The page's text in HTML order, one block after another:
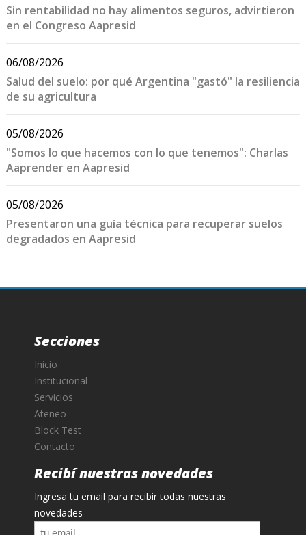
Sin rentabilidad no hay alimentos seguros, advirtieron
en el Congreso Aapresid
06/08/2026
Salud del suelo: por qué Argentina "gastó" la resiliencia
de su agricultura
05/08/2026
"Somos lo que hacemos con lo que tenemos": Charlas
Aaprender en Aapresid
05/08/2026
Presentaron una guía técnica para recuperar suelos
degradados en Aapresid
Secciones
Inicio
Institucional
Servicios
Ateneo
Block Test
Contacto
Recibí nuestras novedades
Ingresa tu email para recibir todas nuestras
novedades